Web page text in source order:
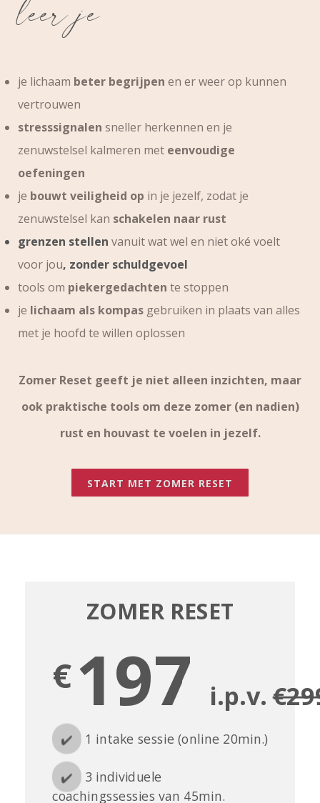
leer je
je lichaam beter begrijpen en er weer op kunnen
vertrouwen
stresssignalen sneller herkennen en je
zenuwstelsel kalmeren met eenvoudige
oefeningen
je bouwt veiligheid op in je jezelf, zodat je
zenuwstelsel kan schakelen naar rust
grenzen stellen vanuit wat wel en niet oké voelt
voor jou, zonder schuldgevoel
tools om piekergedachten te stoppen
je lichaam als kompas gebruiken in plaats van alles
met je hoofd te willen oplossen
Zomer Reset geeft je niet alleen inzichten, maar
ook praktische tools om deze zomer (en nadien)
rust en houvast te voelen in jezelf.
START MET ZOMER RESET
ZOMER RESET
€197 i.p.v.
✔️ 1 intake sessie (online 20min.)
✔️ 3 individuele
coachingssessies van 45min.